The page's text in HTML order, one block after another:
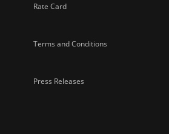
Rate Card
Terms and Conditions
Press Releases